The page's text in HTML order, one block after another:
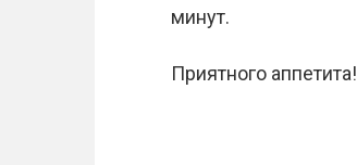
минут.
Приятного аппетита!